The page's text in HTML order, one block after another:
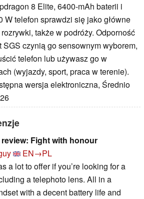
8 Elite, 6400‑mAh baterii i
W telefon sprawdzi się jako główne
także w podróży. Odporność
SGS czynią go sensownym wyborem,
telefon lub używasz go w
(wyjazdy, sport, praca w terenie).
wersja elektroniczna, Średnio
Fight with honour
EN→PL
a lot to offer if you’re looking for a
a telephoto lens. All in a
with a decent battery life and